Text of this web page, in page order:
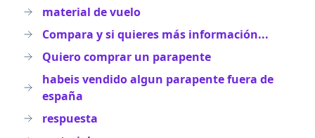
material de vuelo
Compara y si quieres más información...
Quiero comprar un parapente
habeis vendido algun parapente fuera de
españa
respuesta